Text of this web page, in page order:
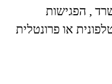
, הפגישות
או פרונטלית